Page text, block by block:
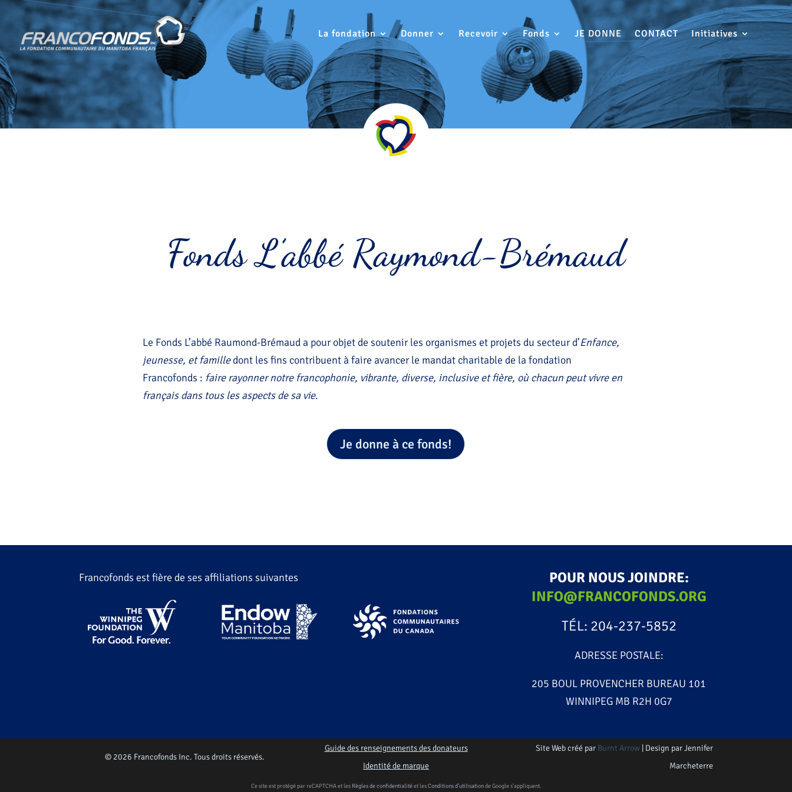
La fondation Donner Recevoir Fonds JE DONNE CONTACT Initiatives
Fonds L’abbé Raymond-Brémaud
Le Fonds L’abbé Raumond-Brémaud a pour objet de soutenir les organismes et projets du secteur d’Enfance,
jeunesse, et familledont les fins contribuent à faire avancer le mandat charitable de la fondation
Francofonds : faire rayonner notre francophonie, vibrante, diverse, inclusive et fière, où chacun peut vivre en
français dans tous les aspects de sa vie.
Je donne à ce fonds!
Francofonds est fière de ses affiliations suivantes
POUR NOUS JOINDRE:
INFO@FRANCOFONDS.ORG
TÉL: 204-237-5852
ADRESSE POSTALE:
205 BOUL PROVENCHER BUREAU 101
WINNIPEG MB R2H 0G7
© 2026 Francofonds Inc. Tous droits réservés.
Guide des renseignements des donateurs
Identité de marque
Site Web créé par Burnt Arrow| Design par Jennifer
Marcheterre
Ce site est protégé par reCAPTCHA et les Règles de confidentialitéet lesConditions d’utilisationde Google s’appliquent.